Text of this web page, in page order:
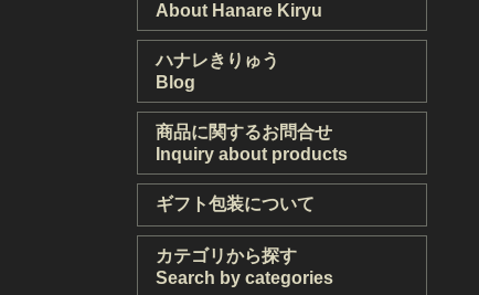
About Hanare Kiryu
ハナレきりゅう
Blog
商品に関するお問合せ
Inquiry about products
ギフト包装について
カテゴリから探す
Search by categories